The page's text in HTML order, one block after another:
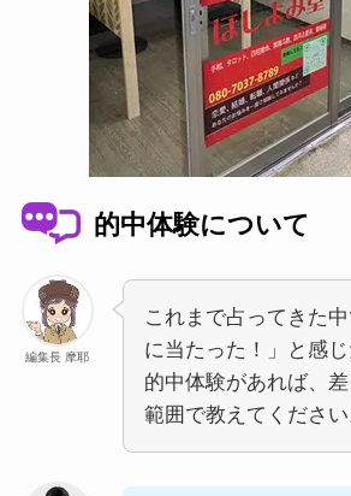
的中体験について
編集長 摩耶
これまで占ってきた
に当たった！」と感
的中体験があれば、
範囲で教えてください